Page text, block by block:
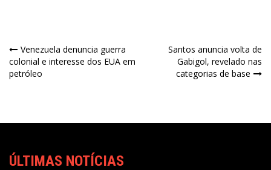
Venezuela denuncia guerra
colonial e interesse dos EUA em
petróleo
Santos anuncia volta de
Gabigol, revelado nas
categorias de base
ÚLTIMAS NOTÍCIAS